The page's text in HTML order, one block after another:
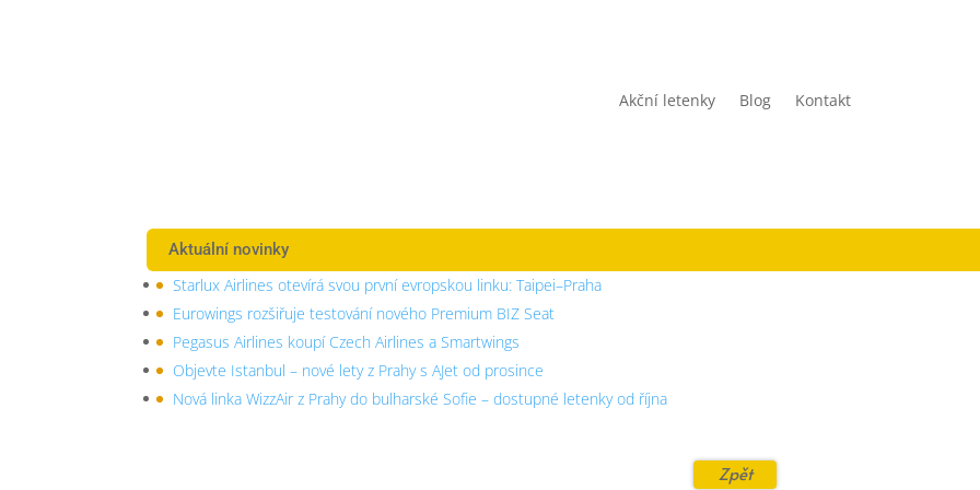
Akční letenky Blog Kontakt
Aktuální novinky
Starlux Airlines otevírá svou první evropskou linku: Taipei–Praha
Eurowings rozšiřuje testování nového Premium BIZ Seat
Pegasus Airlines koupí Czech Airlines a Smartwings
Objevte Istanbul – nové lety z Prahy s AJet od prosince
Nová linka WizzAir z Prahy do bulharské Sofie – dostupné letenky od října
Zpět